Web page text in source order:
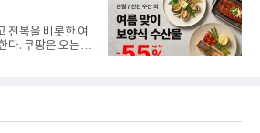
게 특별한 경험
는 디럭스와 이그
성된다. 디럭스 패
심플한 호캉스를
이 포함된다.특히
전복을 비롯한 여
다. 쿠팡은 오는
큰 크기의 전복
주요 산지 상품을